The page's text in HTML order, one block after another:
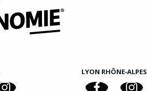
LYON RHÔNE‑ALPES